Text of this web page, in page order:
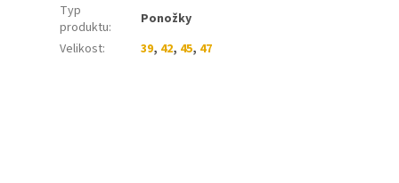
Typ
produktu:
Ponožky
Velikost: 39, 42, 45, 47